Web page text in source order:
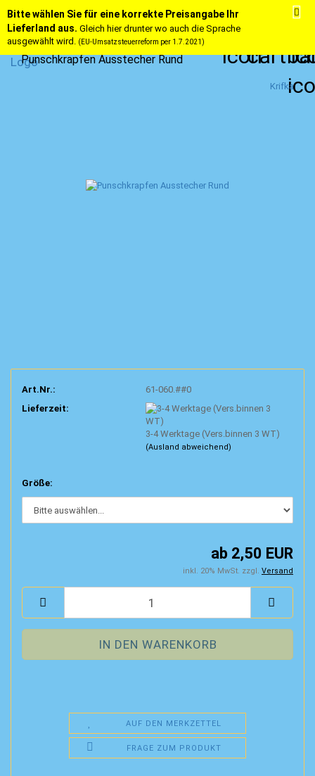
Bitte wählen Sie für eine korrekte Preisangabe Ihr
Lieferland aus. Gleich hier drunter wo auch die Sprache
ausgewählt wird. (EU-Umsatzsteuerreform per 1.7.2021)
Punschkrapfen Ausstecher Rund
Krifka
Art.Nr.:
61-060.##0
Lieferzeit:
3-4 Werktage (Vers.binnen 3 WT)
(Ausland abweichend)
Größe:
ab 2,50 EUR
inkl. 20% MwSt. zzgl. Versand
AUF DEN MERKZETTEL
FRAGE ZUM PRODUKT